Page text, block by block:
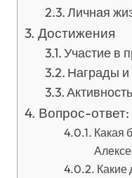
Личная
Достижения
Участие в
Награды и
Вопрос-ответ:
Какая
Какие